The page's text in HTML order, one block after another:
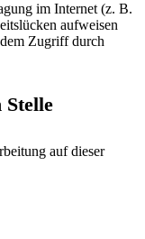
im Internet (z. B.
aufweisen
Zugriff durch
auf dieser